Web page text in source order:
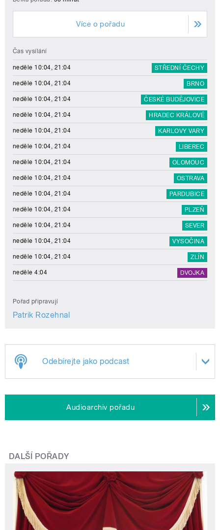
Více o pořadu
Čas vysílání
neděle 10:04, 21:04 STŘEDNÍ ČECHY
neděle 10:04, 21:04 BRNO
neděle 10:04, 21:04 ČESKÉ BUDĚJOVICE
neděle 10:04, 21:04 HRADEC KRÁLOVÉ
neděle 10:04, 21:04 KARLOVY VARY
neděle 10:04, 21:04 LIBEREC
neděle 10:04, 21:04 OLOMOUC
neděle 10:04, 21:04 OSTRAVA
neděle 10:04, 21:04 PARDUBICE
neděle 10:04, 21:04 PLZEŇ
neděle 10:04, 21:04 SEVER
neděle 10:04, 21:04 VYSOČINA
neděle 10:04, 21:04 ZLÍN
neděle 4:04 DVOJKA
Pořad připravují
Patrik Rozehnal
Odebírejte jako podcast
Audioarchiv pořadu
DALŠÍ POŘADY